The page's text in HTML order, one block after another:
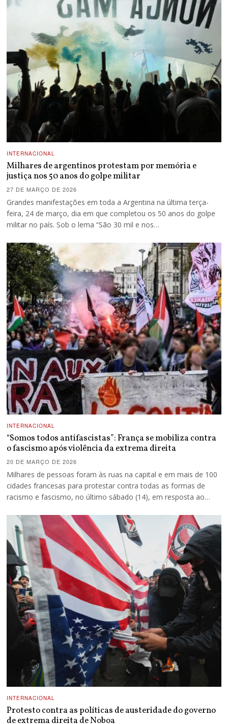
INTERNACIONAL
Milhares de argentinos protestam por memória e
justiça nos 50 anos do golpe militar
27 DE MARÇO DE 2026
Grandes manifestações em toda a Argentina na última terça-
feira, 24 de março, dia em que completou os 50 anos do golpe
militar no país. Sob o lema “São 30 mil e nos…
INTERNACIONAL
“Somos todos antifascistas”: França se mobiliza contra
o fascismo após violência da extrema direita
20 DE MARÇO DE 2026
Milhares de pessoas foram às ruas na capital e em mais de 100
cidades francesas para protestar contra todas as formas de
racismo e fascismo, no último sábado (14), em resposta ao…
INTERNACIONAL
Protesto contra as políticas de austeridade do governo
de extrema direita de Noboa